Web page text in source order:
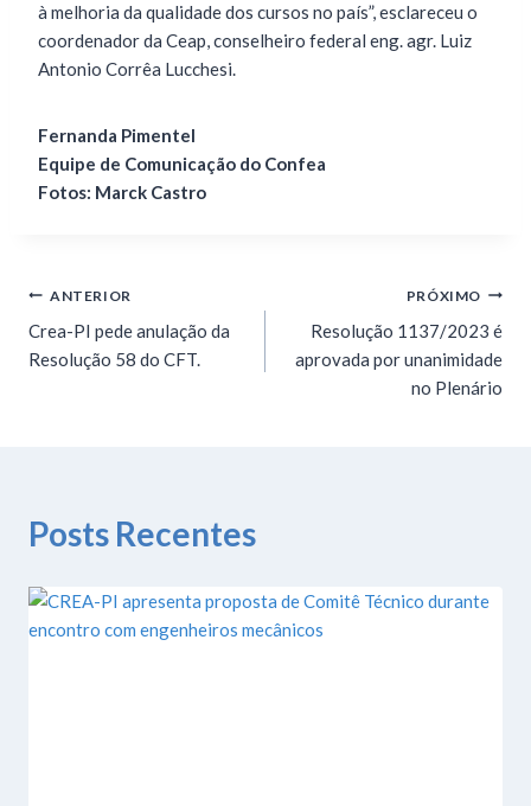
à melhoria da qualidade dos cursos no país”, esclareceu o
coordenador da Ceap, conselheiro federal eng. agr. Luiz
Antonio Corrêa Lucchesi.
Fernanda Pimentel
Equipe de Comunicação do Confea
Fotos: Marck Castro
ANTERIOR
Crea-PI pede anulação da
Resolução 58 do CFT.
PRÓXIMO
Resolução 1137/2023 é
aprovada por unanimidade
no Plenário
Posts Recentes